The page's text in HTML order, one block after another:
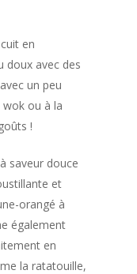
en
doux avec des
un peu
wok ou à la
!
saveur douce
et
orangé à
également
en
la ratatouille,